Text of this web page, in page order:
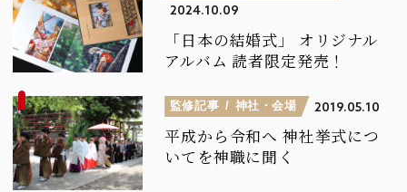
2024.10.09
「日本の結婚式」
オリジナル
アルバム 読者限定発売！
監修記事 神社・会場 2019.05.10
平成から令和へ 神社挙式につ
いてを神職に聞く